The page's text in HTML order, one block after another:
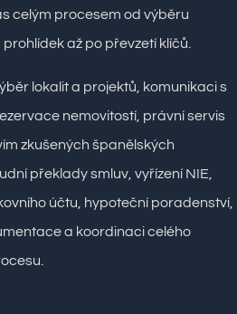
celým procesem od výběru
až po převzetí klíčů.
lokalit a projektů, komunikaci s
nemovitostí, právní servis
zkušených španělských
překlady smluv, vyřízení NIE,
účtu, hypoteční poradenství,
a koordinaci celého